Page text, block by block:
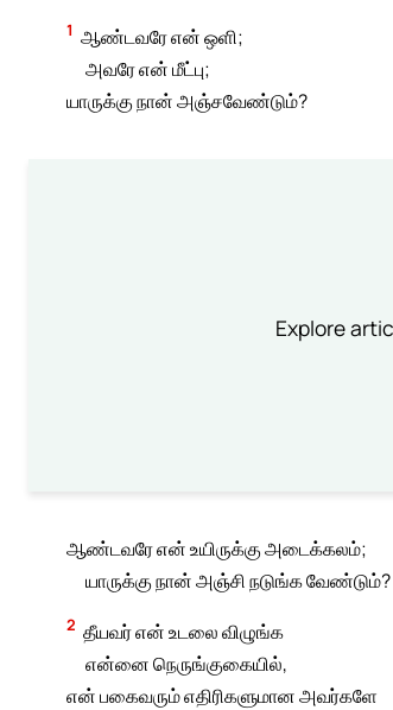
1 ஆண்டவரே என் ஒளி;
அவரே என் மீட்பு;
யாருக்கு நான் அஞ்சவேண்டும்?
Explore
ஆண்டவரே என் உயிருக்கு அடைக்கலம்;
யாருக்கு நான் அஞ்சி நடுங்க வேண்டும்?
2 தீயவர் என் உடலை விழுங்க
என்னை நெருங்குகையில்,
என் பகைவரும் எதிரிகளுமான அவர்களே